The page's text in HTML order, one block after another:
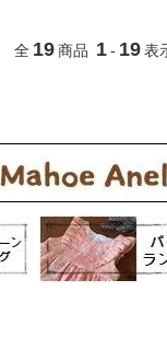
全 19商品 1- 19表